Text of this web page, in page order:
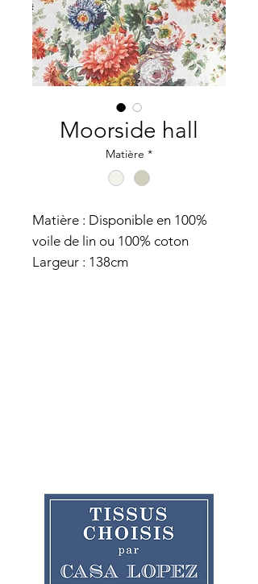
Moorside hall
Matière *
Matière : Disponible en 100%
voile de lin ou 100% coton
Largeur : 138cm